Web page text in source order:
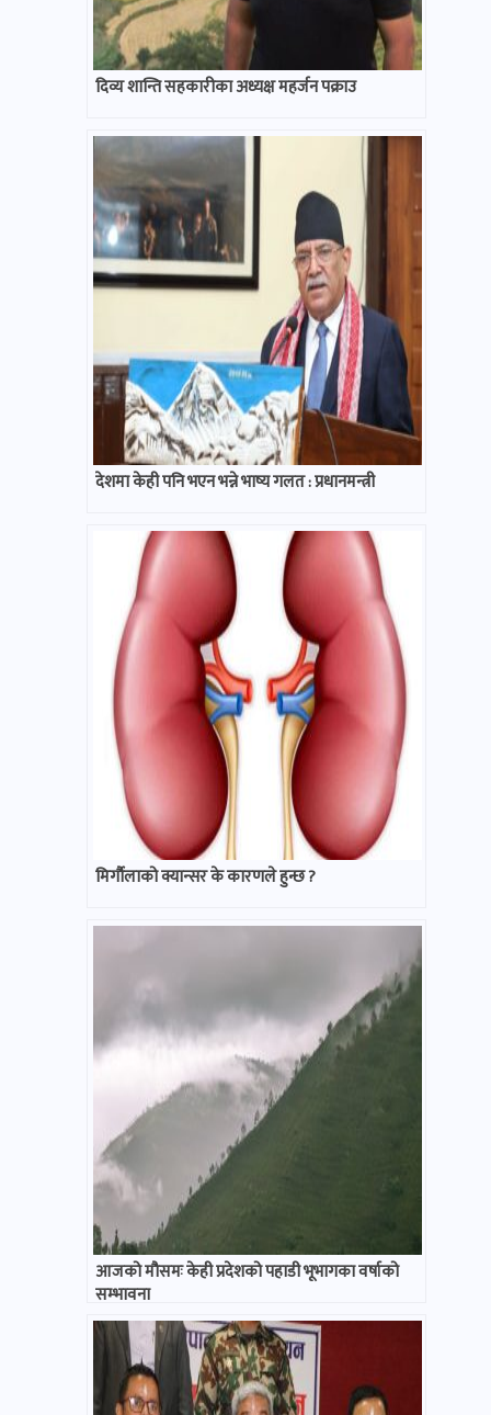
दिव्य शान्ति सहकारीका अध्यक्ष महर्जन पक्राउ
देशमा केही पनि भएन भन्ने भाष्य गलत : प्रधानमन्त्री
मिर्गौलाको क्यान्सर के कारणले हुन्छ ?
आजको मौसमः केही प्रदेशको पहाडी भूभागका वर्षाको
सम्भावना